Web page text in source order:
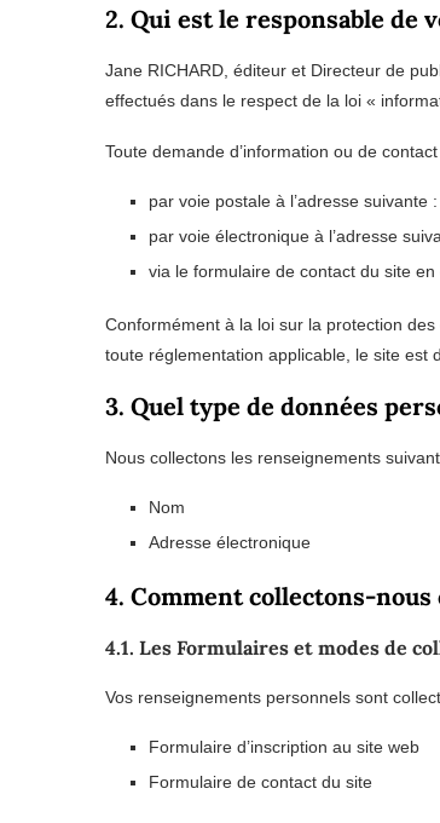
2. Qui est le responsable de
Jane RICHARD, éditeur et Directeur de
effectués dans le respect de la loi «
Toute demande d’information ou de
par voie postale à l’adresse suivante
par voie électronique à l’adresse
via le formulaire de contact du site
Conformément à la loi sur la protection
toute réglementation applicable, le site est
3. Quel type de données
Nous collectons les renseignements
Nom
Adresse électronique
4. Comment collectons-nous
4.1. Les Formulaires et modes de
Vos renseignements personnels sont
Formulaire d’inscription au site web
Formulaire de contact du site